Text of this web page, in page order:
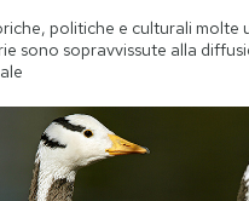
politiche e culturali molte
sono sopravvissute alla